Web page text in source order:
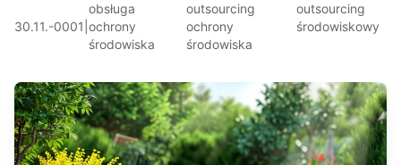
30.11.-0001
obsługa
ochrony
środowiska
outsourcing
ochrony
środowiska
outsourcing
środowiskowy